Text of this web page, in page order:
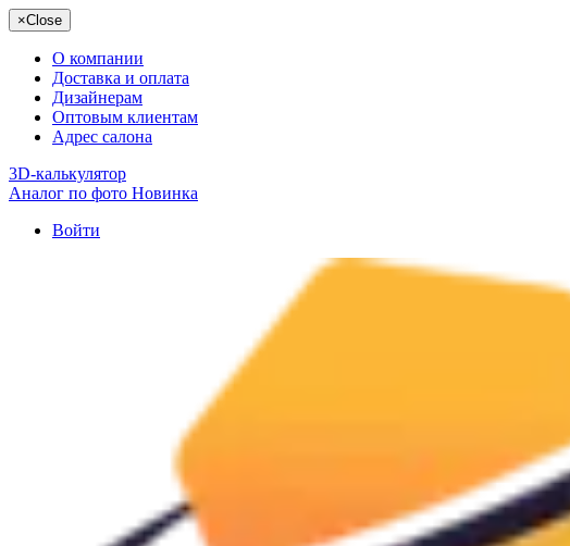
×Close
О компании
Доставка и оплата
Дизайнерам
Оптовым клиентам
Адрес салона
3D-калькулятор
Аналог по фото Новинка
Войти